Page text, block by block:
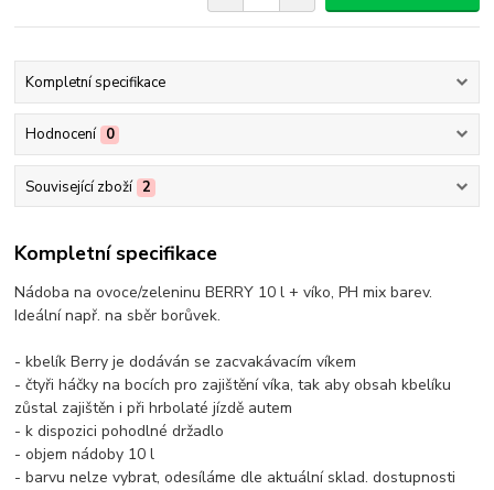
Kompletní specifikace
Hodnocení 0
Související zboží 2
Kompletní specifikace
Nádoba na ovoce/zeleninu BERRY 10 l + víko, PH mix barev.
Ideální např. na sběr borůvek.
- kbelík Berry je dodáván se zacvakávacím víkem
- čtyři háčky na bocích pro zajištění víka, tak aby obsah kbelíku
zůstal zajištěn i při hrbolaté jízdě autem
- k dispozici pohodlné držadlo
- objem nádoby 10 l
- barvu nelze vybrat, odesíláme dle aktuální sklad. dostupnosti